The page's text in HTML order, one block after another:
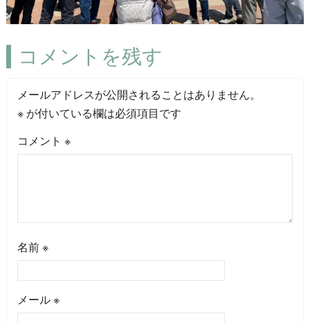
コメントを残す
メールアドレスが公開されることはありません。
※が付いている欄は必須項目です
コメント ※
名前 ※
メール ※